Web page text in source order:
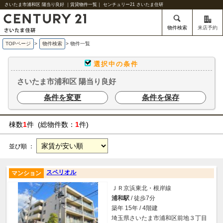
さいたま市浦和区 陽当り良好 ｜賃貸物件一覧｜ センチュリー21 さいたま住研
物件検索 来店予約
TOPページ > 物件検索 > 物件一覧
選択中の条件
さいたま市浦和区 陽当り良好
条件を変更
条件を保存
棟数1件 (総物件数： 1件)
並び順 ：
スペリオル
マンション
ＪＲ京浜東北・根岸線
浦和駅 / 徒歩7分
築年 15年 / 4階建
埼玉県さいたま市浦和区前地３丁目